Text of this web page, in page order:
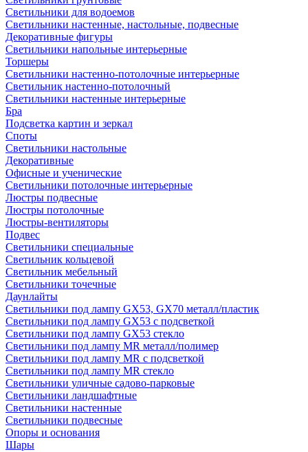
Светильники для водоемов
Светильники настенные, настольные, подвесные
Декоративные фигуры
Светильники напольные интерьерные
Торшеры
Светильники настенно-потолочные интерьерные
Светильник настенно-потолочный
Светильники настенные интерьерные
Бра
Подсветка картин и зеркал
Споты
Светильники настольные
Декоративные
Офисные и ученические
Светильники потолочные интерьерные
Люстры подвесные
Люстры потолочные
Люстры-вентиляторы
Подвес
Светильники специальные
Светильник кольцевой
Светильник мебельный
Светильники точечные
Даунлайты
Светильники под лампу GX53, GX70 металл/пластик
Светильники под лампу GX53 с подсветкой
Светильники под лампу GX53 стекло
Светильники под лампу MR металл/полимер
Светильники под лампу MR с подсветкой
Светильники под лампу MR стекло
Светильники уличные садово-парковые
Светильники ландшафтные
Светильники настенные
Светильники подвесные
Опоры и основания
Шары